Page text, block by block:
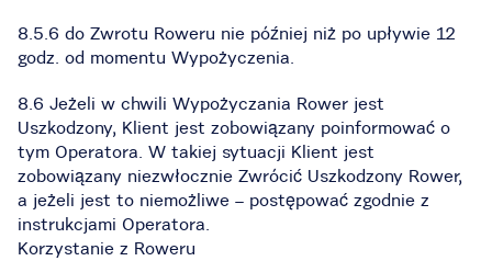
8.5.6 do Zwrotu Roweru nie później niż po upływie 12
godz. od momentu Wypożyczenia.
8.6 Jeżeli w chwili Wypożyczania Rower jest
Uszkodzony, Klient jest zobowiązany poinformować o
tym Operatora. W takiej sytuacji Klient jest
zobowiązany niezwłocznie Zwrócić Uszkodzony Rower,
a jeżeli jest to niemożliwe – postępować zgodnie z
instrukcjami Operatora.
Korzystanie z Roweru